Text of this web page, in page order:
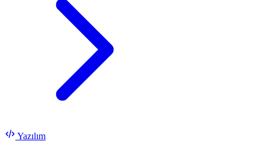
Yazılım